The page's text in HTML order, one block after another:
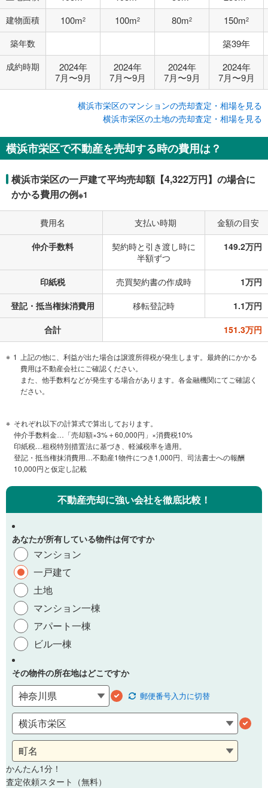
建物面積 100m2 100m2 80m2 150m2
築年数 築39年
成約時期
2024年
7月〜9月
2024年
7月〜9月
2024年
7月〜9月
2024年
7月〜9月
横浜市栄区のマンションの売却査定・相場を見る
横浜市栄区の土地の売却査定・相場を見る
横浜市栄区で不動産を売却する時の費用は？
横浜市栄区の一戸建て平均売却額【4,322万円】の場合に
かかる費用の例※1
費用名 支払い時期
金額の目安
仲介手数料
契約時と引き渡し時に
半額ずつ
149.2万円
印紙税 売買契約書の作成時
1万円
登記・抵当権抹消費用
移転登記時
1.1万円
合計
151.3万円
1
上記の他に、利益が出た場合は譲渡所得税が発生します。最終的にかかる
費用は不動産会社にご確認ください。
また、他手数料などが発生する場合があります。各金融機関にてご確認く
ださい。
それぞれ以下の計算式で算出しております。
仲介手数料金…「売却額×3%＋60,000円」×消費税10%
印紙税…租税特別措置法に基づき、軽減税率を適用。
登記・抵当権抹消費用…不動産1物件につき1,000円、司法書士への報酬
10,000円と仮定し記載
不動産売却に強い会社を徹底比較！
あなたが所有している物件は何ですか
マンション
一戸建て
土地
マンション一棟
アパート一棟
ビル一棟
その物件の所在地はどこですか
郵便番号入力に切替
かんたん1分！
査定依頼スタート（無料）